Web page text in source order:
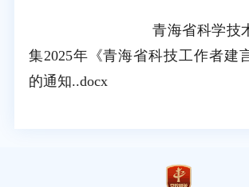
青海省科学技
集2025年《青海省科技工作者建
的通知..docx